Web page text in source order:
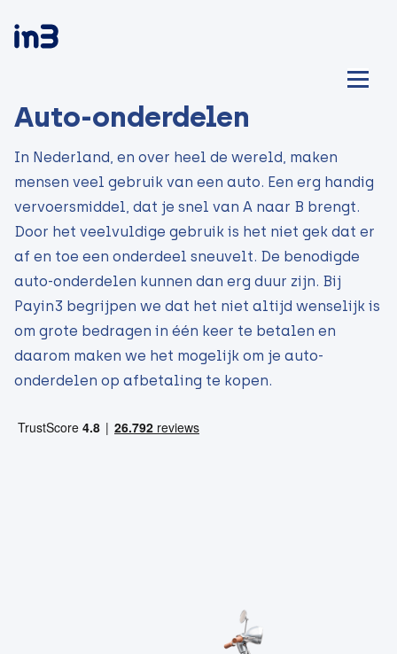
Auto-onderdelen
In Nederland, en over heel de wereld, maken
mensen veel gebruik van een auto. Een erg handig
vervoersmiddel, dat je snel van A naar B brengt.
Door het veelvuldige gebruik is het niet gek dat er
af en toe een onderdeel sneuvelt. De benodigde
auto-onderdelen kunnen dan erg duur zijn. Bij
Payin3 begrijpen we dat het niet altijd wenselijk is
om grote bedragen in één keer te betalen en
daarom maken we het mogelijk om je auto-
onderdelen op afbetaling te kopen.